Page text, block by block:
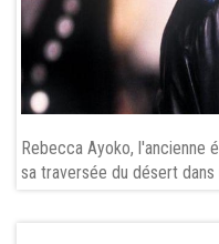
Rebecca Ayoko, l'ancienne
sa traversée du désert